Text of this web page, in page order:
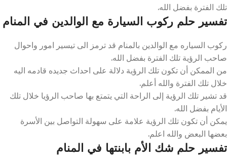
تلك الفترة بفضل الله.
تفسير حلم ركوب السيارة مع الوالدين في المنام
ركوب السياره مع الوالدين بالمنام قد ترمز الى تيسير امور واحوال
صاحب الرؤية تلك الفترة بفضل الله.
من الممكن أن تكون تلك الرؤية دلالة على احداث جديده قادمه اليه
خلال تلك الفترة والله أعلم.
قد تشير تلك الرؤية إلى الراحة التي يتمتع بها صاحب الرؤيا خلال تلك
الأيام بفضل الله.
يمكن أن تكون تلك الرؤية علامة على سهولة التواصل بين الأسرة
بعضها البعض والله اعلم.
تفسير حلم شك الأم بابنتها في المنام